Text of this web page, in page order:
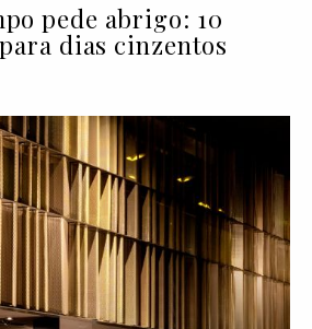
pede abrigo: 10
dias cinzentos